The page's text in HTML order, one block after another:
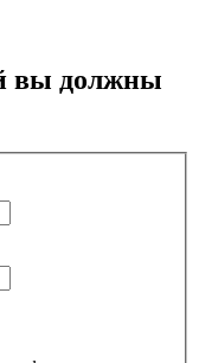
вы должны